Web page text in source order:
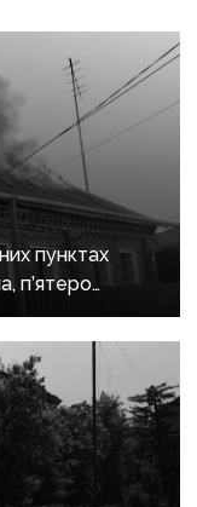
пунктах
п’ятеро